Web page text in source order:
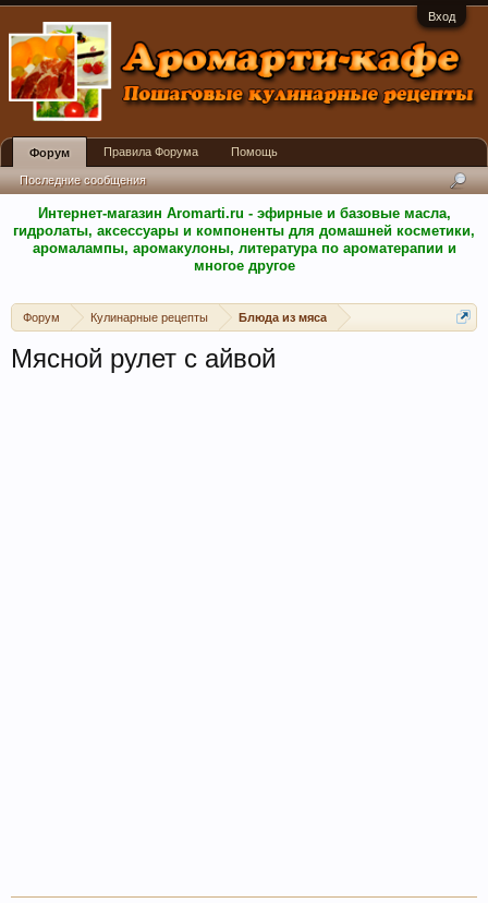
Вход
Интернет-магазин Aromarti.ru - эфирные и базовые масла,
гидролаты, аксессуары и компоненты для домашней косметики,
аромалампы, аромакулоны, литература по ароматерапии и
многое другое
Форум Кулинарные рецепты Блюда из мяса
Мясной рулет с айвой
Форум
Последние сообщения
Правила Форума Помощь